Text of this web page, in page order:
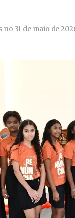
no 31 de maio de